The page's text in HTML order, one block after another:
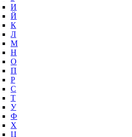
И
Й
К
Л
М
Н
О
П
Р
С
Т
У
Ф
Х
Ц